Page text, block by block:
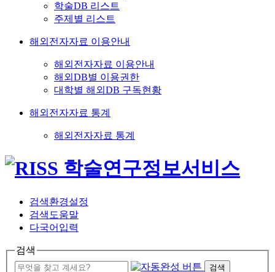
학술DB 리스트
주제별 리스트
해외전자자료 이용안내
해외전자자료 이용안내
해외DB별 이용권한
대학별 해외DB 구독현황
해외전자자료 통계
해외전자자료 통계
검색환경설정
검색도움말
다국어입력
검색
검색